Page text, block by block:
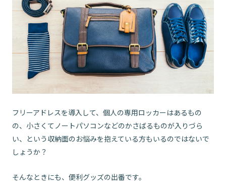
フリーアドレスを導入して、個人の専用ロッカーはあるもの
の、小さくてノートパソコンなどのかさばるものが入りづら
い、という収納面のお悩みを抱えている方もいるのではないで
しょうか？
そんなときにも、便利グッズの出番です。